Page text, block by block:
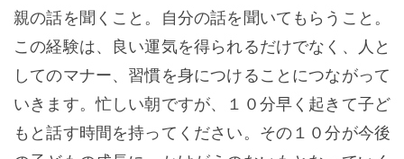
親の話を聞くこと。自分の話を聞いてもらうこと。
この経験は、良い運気を得られるだけでなく、人と
してのマナー、習慣を身につけることにつながって
いきます。忙しい朝ですが、１０分早く起きて子ど
もと話す時間を持ってください。その１０分が今後